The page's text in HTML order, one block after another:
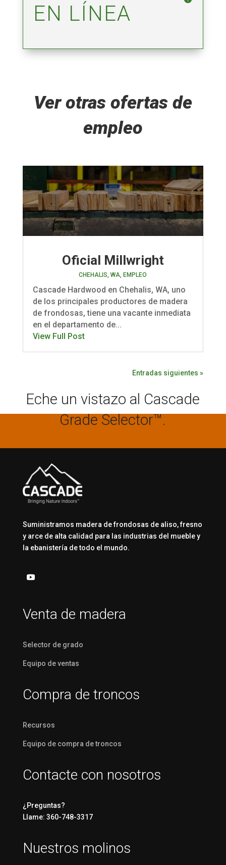
EN LÍNEA
Ver otras ofertas de
empleo
Oficial Millwright
CHEHALIS, WA, EMPLEO
Cascade Hardwood en Chehalis, WA, uno
de los principales productores de madera
de frondosas, tiene una vacante inmediata
en el departamento de...
View Full Post
Entradas siguientes »
Eche un vistazo al Cascade
Grade Selector™.
Suministramos madera de frondosas de aliso, fresno
y arce de alta calidad para las industrias del mueble y
la ebanistería de todo el mundo.
Venta de madera
Selector de grado
Equipo de ventas
Compra de troncos
Recursos
Equipo de compra de troncos
Contacte con nosotros
¿Preguntas?
Llame: 360-748-3317
Nuestros molinos